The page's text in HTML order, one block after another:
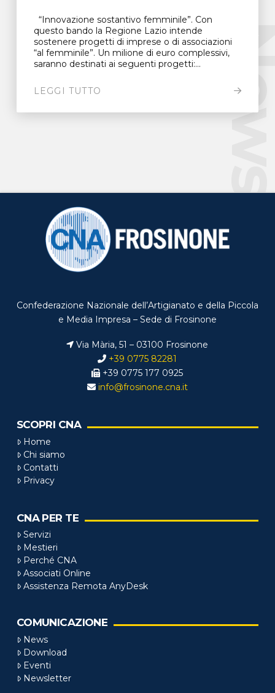
“Innovazione sostantivo femminile”. Con
questo bando la Regione Lazio intende
sostenere progetti di imprese o di associazioni
“al femminile”. Un milione di euro complessivi,
saranno destinati ai seguenti progetti:...
LEGGI TUTTO
Confederazione Nazionale dell’Artigianato e della Piccola
e Media Impresa – Sede di Frosinone
Via Mària, 51 – 03100 Frosinone
+39 0775 82281
+39 0775 177 0925
info@frosinone.cna.it
SCOPRI CNA
Home
Chi siamo
Contatti
Privacy
CNA PER TE
Servizi
Mestieri
Perché CNA
Associati Online
Assistenza Remota AnyDesk
COMUNICAZIONE
News
Download
Eventi
Newsletter